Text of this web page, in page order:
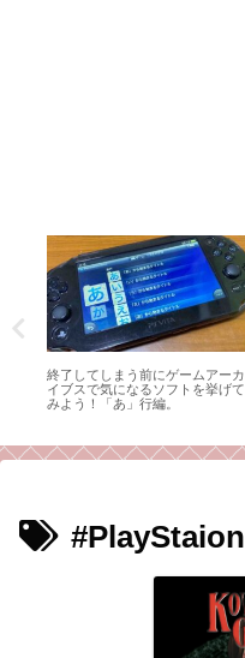
終了してしまう前にゲームアーカ
イブスで気になるソフトを挙げて
みよう！「あ」行編。
#PlayStaion